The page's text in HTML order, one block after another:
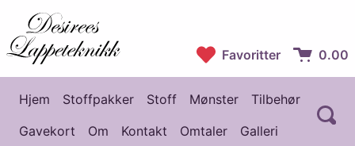
Desirees Lappeteknikk
Favoritter 0.00
Hovedmeny
Hjem Stoffpakker Stoff Mønster
Tilbehør
Gavekort
Om Kontakt Omtaler Galleri